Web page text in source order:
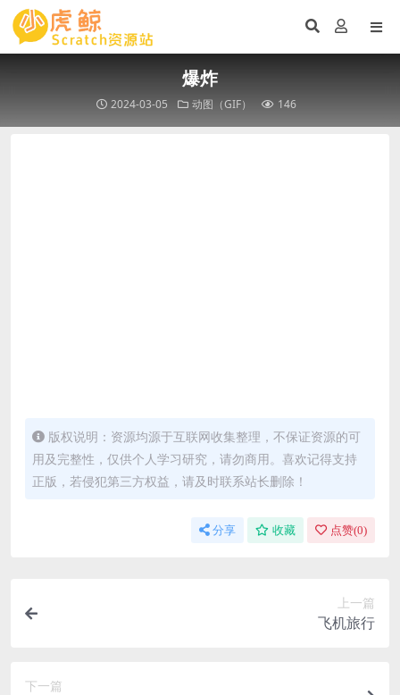
爆炸
2024-03-05 动图（GIF） 146
版权说明：资源均源于互联网收集整理，不保证资源的可
用及完整性，仅供个人学习研究，请勿商用。喜欢记得支持
正版，若侵犯第三方权益，请及时联系站长删除！
分享 收藏 点赞(0)
上一篇
飞机旅行
下一篇